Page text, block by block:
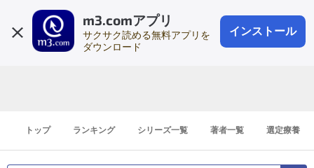
m3.comアプリ
サクサク読める無料アプリを
ダウンロード
インストール
会員登録
登録1分
トップ ランキング シリーズ一覧 著者一覧 選定療養